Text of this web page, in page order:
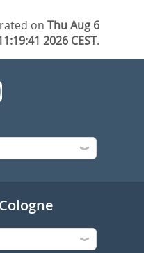
onThu Aug 6
2026 CEST.